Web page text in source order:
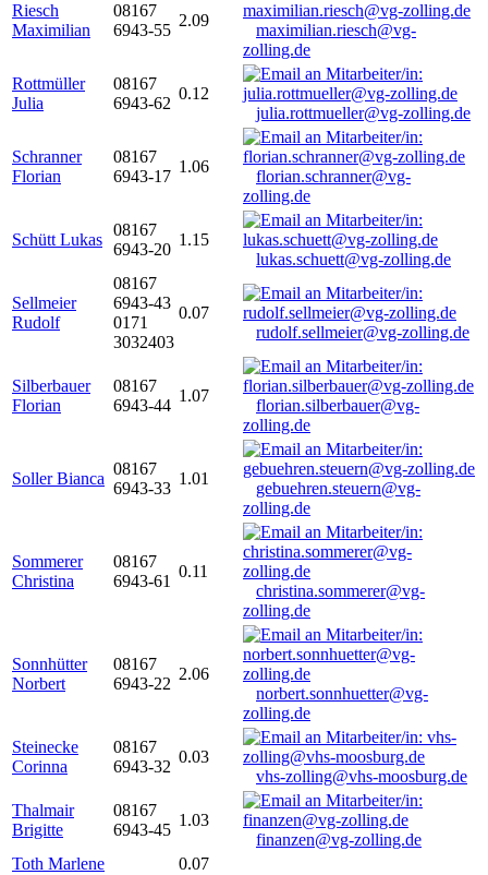
Riesch
Maximilian
08167
6943-55
2.09
maximilian.riesch@vg-
zolling.de
Rottmüller
Julia
08167
6943-62
0.12
julia.rottmueller@vg-zolling.de
Schranner
Florian
08167
6943-17
1.06
florian.schranner@vg-
zolling.de
Schütt Lukas
08167
6943-20
1.15
lukas.schuett@vg-zolling.de
Sellmeier
Rudolf
08167
6943-43
0171
3032403
0.07
rudolf.sellmeier@vg-zolling.de
Silberbauer
Florian
08167
6943-44
1.07
florian.silberbauer@vg-
zolling.de
Soller Bianca
08167
6943-33
1.01
gebuehren.steuern@vg-
zolling.de
Sommerer
Christina
08167
6943-61
0.11
christina.sommerer@vg-
zolling.de
Sonnhütter
Norbert
08167
6943-22
2.06
norbert.sonnhuetter@vg-
zolling.de
Steinecke
Corinna
08167
6943-32
0.03
vhs-zolling@vhs-moosburg.de
Thalmair
Brigitte
08167
6943-45
1.03
finanzen@vg-zolling.de
Toth Marlene
0.07